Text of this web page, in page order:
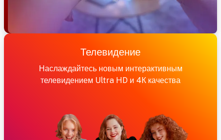
Телевидение
Наслаждайтесь новым интерактивным
телевидением Ultra HD и 4К качества